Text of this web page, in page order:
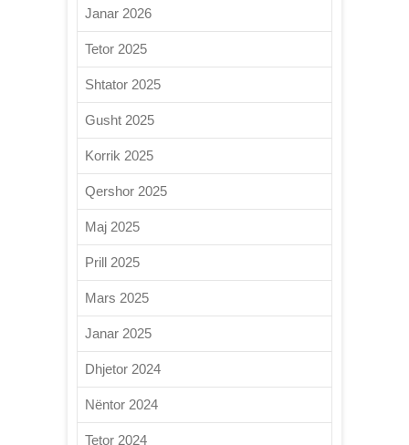
Janar 2026
Tetor 2025
Shtator 2025
Gusht 2025
Korrik 2025
Qershor 2025
Maj 2025
Prill 2025
Mars 2025
Janar 2025
Dhjetor 2024
Nëntor 2024
Tetor 2024